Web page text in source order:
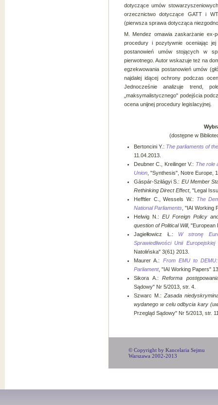
dotyczące umów
orzecznictwo dotyczące GATT i
(pierwsza sprawa dotycząca
M. Mendez omawia zaskarżanie ex-
procedury i pozytywnie oceniając
postanowień umów stojących w
pierwotnego. Autor wskazuje też na
egzekwowania postanowień umów
najdalej idącej ochrony podczas
Jednocześnie analizuje trend,
„maksymalistycznego" podejścia
ocena unijnej procedury legislacyjnej.
(dostępne w
Bertoncini Y.: The parliaments of
11.04.2013.
Deubner C., Kreilinger V.: The role
Union , "Synthesis", Notre Europe,
Gáspár-Szilágyi S.: EU Member
Rethinking Direct Effect, "Legal
Hefftler C., Wessels W.:
The
National Parliaments , "IAI Working
Helwig N.: EU Foreign Policy
question of Political Will, "European
Jagiełłowicz Ł.: W stronę
Sprawiedliwości Unii
Natolińska" 3(61) 2013.
Maurer A.: From EMU to
Parliament, "IAI Working Papers"
Sikora A.: Reforma
Sądowy" Nr 5/2013, str. 4.
Szwarc M.: Zasada
wydanego w celu odbycia kary
Przegląd Sądowy" Nr 5/2013, str.
© Copyright by Kancelaria Sejmu
Warszawa 2002-2013